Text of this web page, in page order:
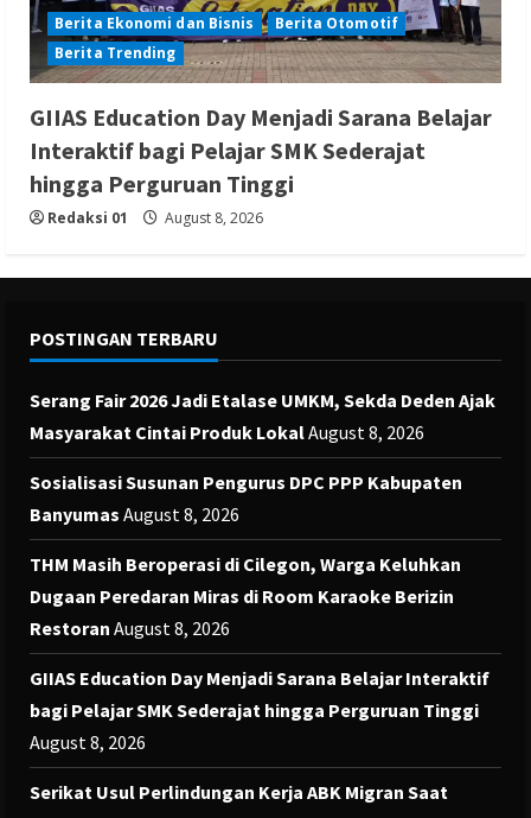
Berita Ekonomi dan Bisnis
Berita Otomotif
Berita Trending
GIIAS Education Day Menjadi Sarana Belajar
Interaktif bagi Pelajar SMK Sederajat
hingga Perguruan Tinggi
Redaksi 01 August 8, 2026
POSTINGAN TERBARU
Serang Fair 2026 Jadi Etalase UMKM, Sekda Deden Ajak
Masyarakat Cintai Produk LokalAugust 8, 2026
Sosialisasi Susunan Pengurus DPC PPP Kabupaten
Banyumas August 8, 2026
THM Masih Beroperasi di Cilegon, Warga Keluhkan
Dugaan Peredaran Miras di Room Karaoke Berizin
Restoran August 8, 2026
GIIAS Education Day Menjadi Sarana Belajar Interaktif
bagi Pelajar SMK Sederajat hingga Perguruan Tinggi
August 8, 2026
Serikat Usul Perlindungan Kerja ABK Migran Saat